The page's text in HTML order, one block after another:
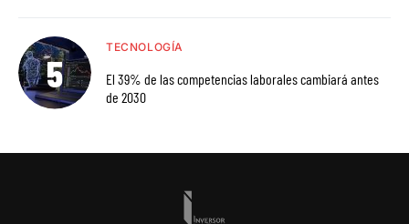
TECNOLOGÍA
El 39% de las competencias laborales cambiará antes
de 2030